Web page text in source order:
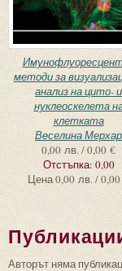
методи за
анализ на цито- и
нуклеоскелета
клетката
Веселина Мерхар
0,00 лв. / 0,00 €
Отстъпка: 0,00
Цена0,00 лв. /
Авторът няма